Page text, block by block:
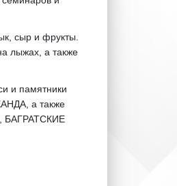
сыр и фрукты.
лыжах, а также
и памятники
а также
БАГРАТСКИЕ